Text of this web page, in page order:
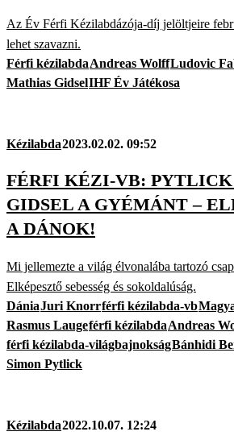
Az Év Férfi Kézilabdázója-díj jelöltjeire
lehet szavazni.
Férfi kézilabdaAndreas WolffLudovic
Mathias GidselIHF Év Játékosa
Kézilabda2023.02.02. 09:52
FÉRFI KÉZI-VB:
GIDSEL A GYÉMÁNT –
A DÁNOK!
Mi jellemezte a világ élvonalába tartozó
Elképesztő sebesség és sokoldalúság.
DániaJuri Knorrférfi kézilabda-vb
Rasmus Laugeférfi kézilabdaAndreas
férfi kézilabda-világbajnokságBánhidi
Simon Pytlick
Kézilabda2022.10.07. 12:24